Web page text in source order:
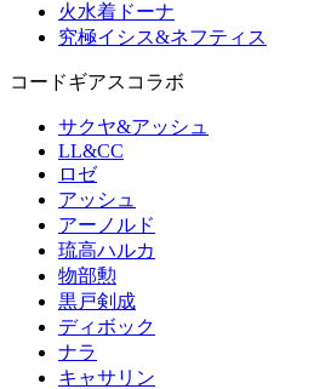
火水着ドーナ
究極イシス&ネフティス
コードギアスコラボ
サクヤ&アッシュ
LL&CC
ロゼ
アッシュ
アーノルド
琉高ハルカ
物部勲
黒戸剣成
ディボック
ナラ
キャサリン